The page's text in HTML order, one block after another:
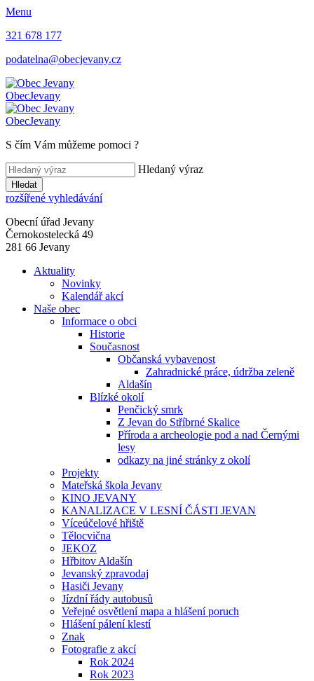
Menu
321 678 177
podatelna@obecjevany.cz
ObecJevany
ObecJevany
S čím Vám můžeme pomoci ?
Hledaný výraz
Hledat
rozšířené vyhledávání
Obecní úřad Jevany
Černokostelecká 49
281 66 Jevany
Aktuality
Novinky
Kalendář akcí
Naše obec
Informace o obci
Historie
Současnost
Občanská vybavenost
Zahradnické práce, údržba zeleně
Aldašín
Blízké okolí
Penčický smrk
Z Jevan do Stříbrné Skalice
Příroda a archeologie pod a nad Černými
lesy
odkazy na jiné stránky z okolí
Projekty
Mateřská škola Jevany
KINO JEVANY
KANALIZACE V LESNÍ ČÁSTI JEVAN
Víceúčelové hřiště
Tělocvična
JEKOZ
Hřbitov Aldašín
Jevanský zpravodaj
Hasiči Jevany
Jízdní řády autobusů
Veřejné osvětlení mapa a hlášení poruch
Hlášení pálení klestí
Znak
Fotografie z akcí
Rok 2024
Rok 2023